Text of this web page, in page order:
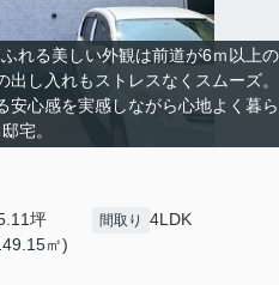
れる美しい外観は前道が6ｍ以上の
し入れもストレスなくスムーズ。
安心感を実感しながら心地よく暮ら
宅。
坪
㎡)
間取り 4LDK